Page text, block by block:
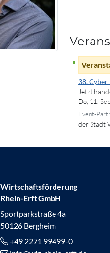
38.
Jetzt
Do, 11.
Event-
der Stadt
Wirtschaftsförderung
Rhein-Erft GmbH
Sportparkstraße 4a
50126 Bergheim
+49 2271 99499-0